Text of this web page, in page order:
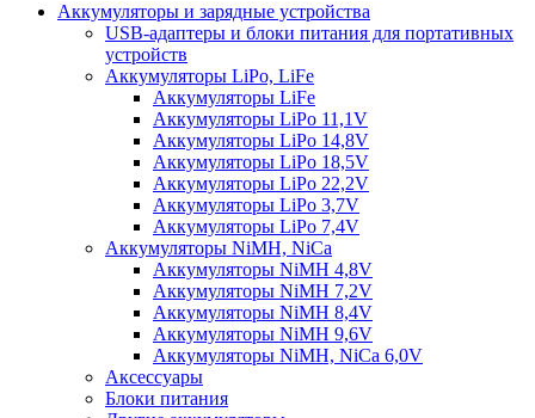
Аккумуляторы и зарядные устройства
USB-адаптеры и блоки питания для портативных
устройств
Аккумуляторы LiPo, LiFe
Аккумуляторы LiFe
Аккумуляторы LiPo 11,1V
Аккумуляторы LiPo 14,8V
Аккумуляторы LiPo 18,5V
Аккумуляторы LiPo 22,2V
Аккумуляторы LiPo 3,7V
Аккумуляторы LiPo 7,4V
Аккумуляторы NiMH, NiCa
Аккумуляторы NiMH 4,8V
Аккумуляторы NiMH 7,2V
Аккумуляторы NiMH 8,4V
Аккумуляторы NiMH 9,6V
Аккумуляторы NiMH, NiCa 6,0V
Аксессуары
Блоки питания